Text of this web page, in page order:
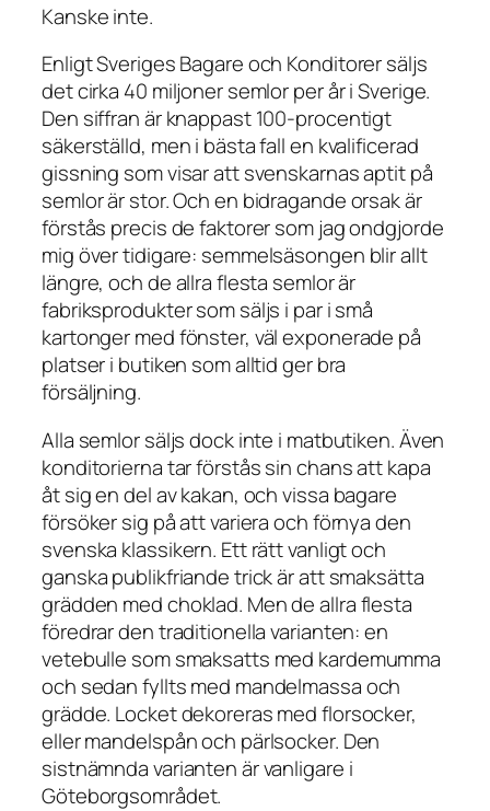
Kanske inte.
Enligt Sveriges Bagare och Konditorer säljs
det cirka 40 miljoner semlor per år i Sverige.
Den siffran är knappast 100-procentigt
säkerställd, men i bästa fall en kvalificerad
gissning som visar att svenskarnas aptit på
semlor är stor. Och en bidragande orsak är
förstås precis de faktorer som jag ondgjorde
mig över tidigare: semmelsäsongen blir allt
längre, och de allra flesta semlor är
fabriksprodukter som säljs i par i små
kartonger med fönster, väl exponerade på
platser i butiken som alltid ger bra
försäljning.
Alla semlor säljs dock inte i matbutiken. Även
konditorierna tar förstås sin chans att kapa
åt sig en del av kakan, och vissa bagare
försöker sig på att variera och förnya den
svenska klassikern. Ett rätt vanligt och
ganska publikfriande trick är att smaksätta
grädden med choklad. Men de allra flesta
föredrar den traditionella varianten: en
vetebulle som smaksatts med kardemumma
och sedan fyllts med mandelmassa och
grädde. Locket dekoreras med florsocker,
eller mandelspån och pärlsocker. Den
sistnämnda varianten är vanligare i
Göteborgsområdet.